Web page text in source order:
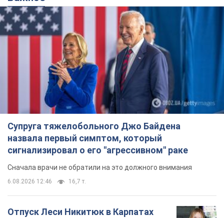
Супруга тяжелобольного Джо Байдена
назвала первый симптом, который
сигнализировал о его "агрессивном" раке
Сначала врачи не обратили на это должного внимания
6.08.2026 12:46 16,7 т.
Отпуск Леси Никитюк в Карпатах